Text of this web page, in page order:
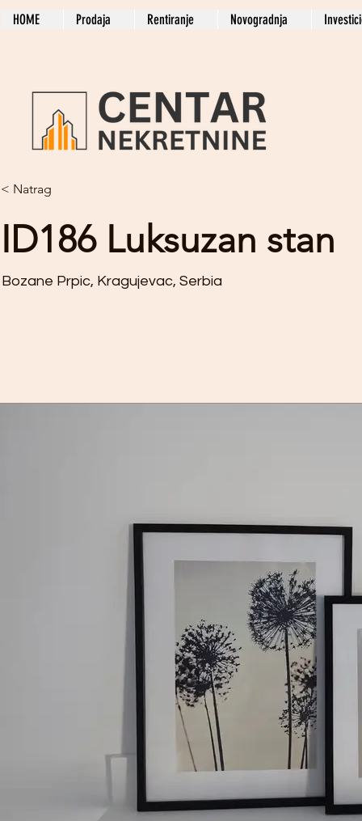
HOME Prodaja Rentiranje Novogradnja
< Natrag
ID186 Luksuzan stan
Bozane Prpic, Kragujevac, Serbia